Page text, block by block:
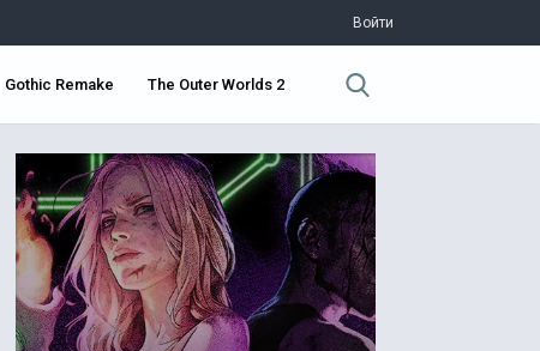
Войти
Gothic Remake The Outer Worlds 2